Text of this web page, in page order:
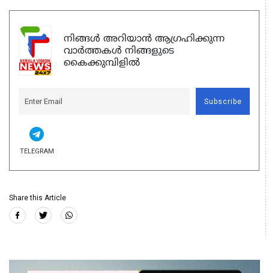
നിങ്ങൾ അറിയാൻ ആഗ്രഹിക്കുന്ന
വാർത്തകൾ നിങ്ങളുടെ
കൈക്കുമ്പിളിൽ
Subscribe
TELEGRAM
Share this Article